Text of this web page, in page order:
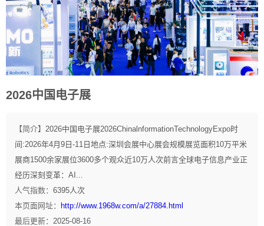
2026中国电子展
【简介】 2026中国电子展2026ChinalnformationTechnologyExpo时
间:2026年4月9日-11日地点:深圳会展中心展会规模展览面积10万平米
展商1500余家展位3600多个观众近10万人次前言全球电子信息产业正
经历深刻变革：AI...
人气指数： 6395人次
本页面网址：
http://www.1968w.com/a/27884.html
最后更新： 2025-08-16